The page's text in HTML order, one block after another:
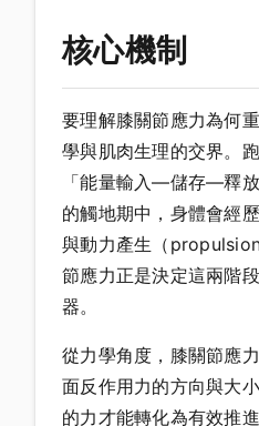
核心機制
要理解膝關節應力為何
學與肌肉生理的交界。
「能量輸入—儲存—釋
的觸地期中，身體會經
與動力產生（
節應力正是決定這兩階
器。
從力學角度，膝關節應
面反作用力的方向與大
的力才能轉化為有效推